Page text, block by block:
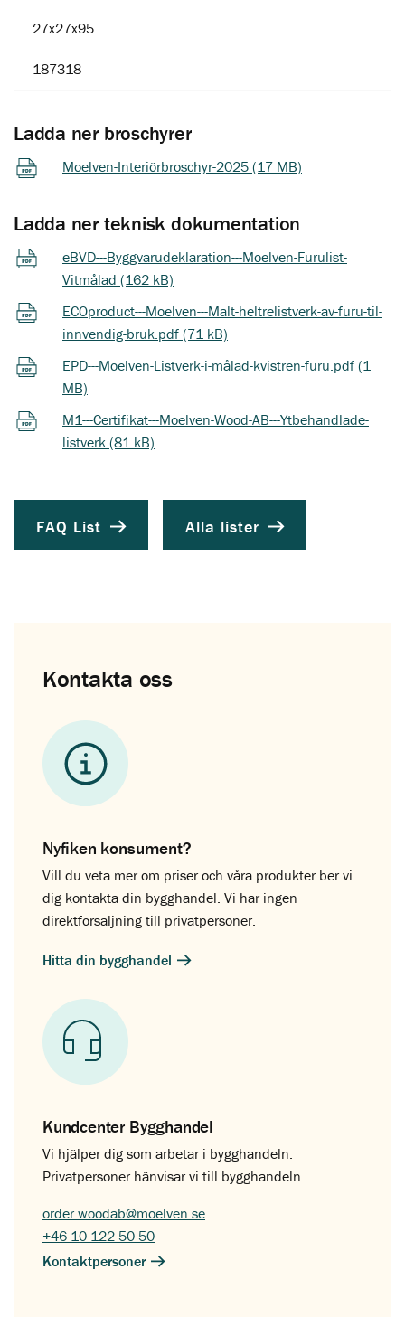
27x27x95
187318
Ladda ner broschyrer
Moelven-Interiörbroschyr-2025 (17 MB)
Ladda ner teknisk dokumentation
eBVD---Byggvarudeklaration---Moelven-Furulist-
Vitmålad (162 kB)
ECOproduct---Moelven---Malt-heltrelistverk-av-furu-til-
innvendig-bruk.pdf (71 kB)
EPD---Moelven-Listverk-i-målad-kvistren-furu.pdf (1
MB)
M1---Certifikat---Moelven-Wood-AB---Ytbehandlade-
listverk (81 kB)
FAQ List Alla lister
Kontakta oss
Nyfiken konsument?
Vill du veta mer om priser och våra produkter ber vi
dig kontakta din bygghandel. Vi har ingen
direktförsäljning till privatpersoner.
Hitta din bygghandel
Kundcenter Bygghandel
Vi hjälper dig som arbetar i bygghandeln.
Privatpersoner hänvisar vi till bygghandeln.
order.woodab@moelven.se
+46 10 122 50 50
Kontaktpersoner